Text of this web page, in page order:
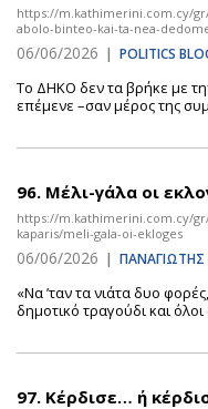
https://m.kathimerini.com.cy/
abolo-binteo-kai-ta-nea-
06/06/2026 | POLITICS
Το ΔΗΚΟ δεν τα βρήκε με
επέμενε –σαν μέρος της
96. Μέλι-γάλα οι
https://m.kathimerini.com.cy/
kaparis/meli-gala-oi-ekloges
06/06/2026 | ΠΑΝΑΓΙΩΤΗΣ
«Να ’ταν τα νιάτα δυο
δημοτικό τραγούδι και όλοι
97. Κέρδισε… ή